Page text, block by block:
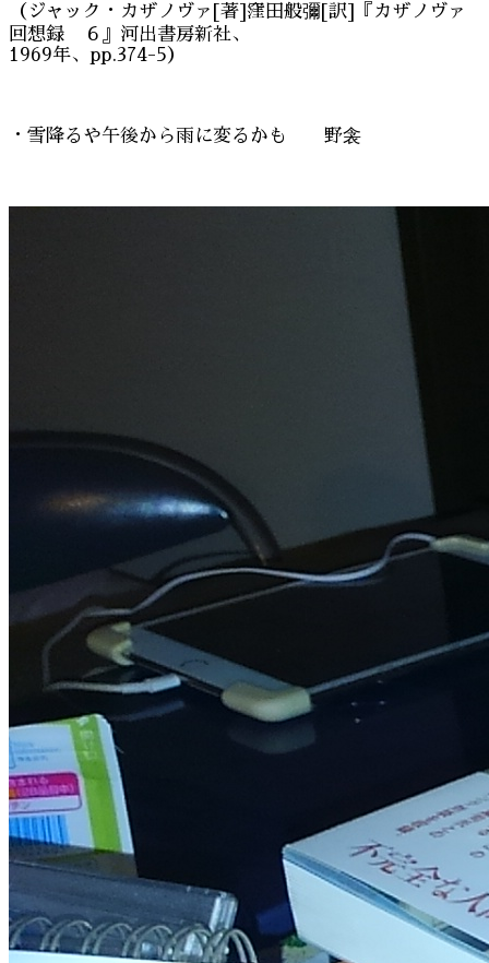
（ジャック・カザノヴァ[著]窪田般彌[訳]『カザノヴァ
回想録 ６』河出書房新社、
1969年、pp.374-5）
・雪降るや午後から雨に変るかも 野衾